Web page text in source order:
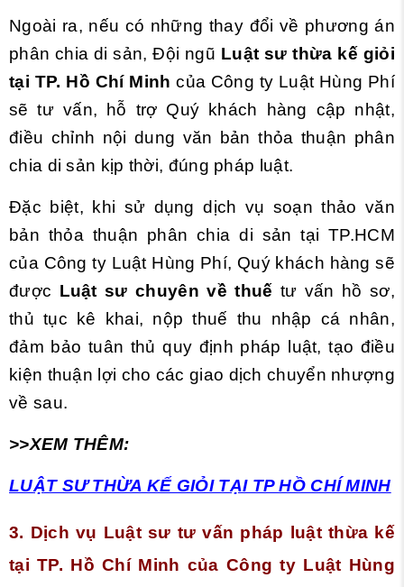
Ngoài ra, nếu có những thay đổi về phương án
phân chia di sản, Đội ngũ Luật sư thừa kế giỏi
tại TP. Hồ Chí Minh của Công ty Luật Hùng Phí
sẽ tư vấn, hỗ trợ Quý khách hàng cập nhật,
điều chỉnh nội dung văn bản thỏa thuận phân
chia di sản kịp thời, đúng pháp luật.
Đặc biệt, khi sử dụng dịch vụ soạn thảo văn
bản thỏa thuận phân chia di sản tại TP.HCM
của Công ty Luật Hùng Phí, Quý khách hàng sẽ
được Luật sư chuyên về thuế tư vấn hồ sơ,
thủ tục kê khai, nộp thuế thu nhập cá nhân,
đảm bảo tuân thủ quy định pháp luật, tạo điều
kiện thuận lợi cho các giao dịch chuyển nhượng
về sau.
>>XEM THÊM:
LUẬT SƯ THỪA KẾ GIỎI TẠI TP HỒ CHÍ MINH
3. Dịch vụ Luật sư tư vấn pháp luật thừa kế
tại TP. Hồ Chí Minh của Công ty Luật Hùng